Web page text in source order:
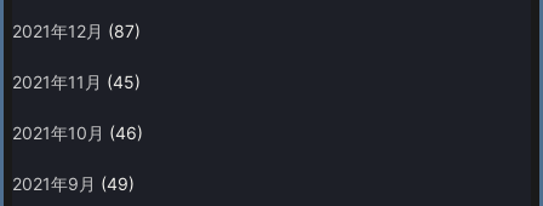
2021年12月 (87)
2021年11月 (45)
2021年10月 (46)
2021年9月 (49)